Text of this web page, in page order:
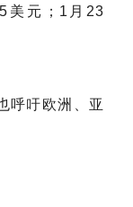
美元；1月23
呼吁欧洲、亚